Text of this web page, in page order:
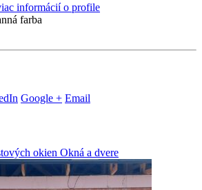
informácií o profile
farba
Google + Email
okien Okná a dvere